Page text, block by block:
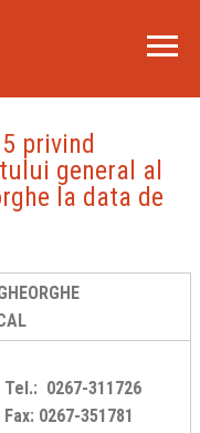
privind
general al
la data de
Tel.: 0267-311726
Fax: 0267-351781